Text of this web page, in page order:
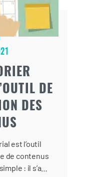
DE
DES
est l’outil
de contenus
: il s’agit